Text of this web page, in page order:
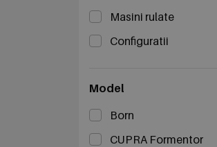
Masini rulate
Configuratii
Model
Born
CUPRA Formentor